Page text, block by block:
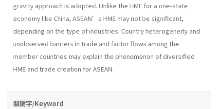
gravity approach is adopted. Unlike the HME for a one-state
economy like China, ASEAN’s HME may not be significant,
depending on the type of industries. Country heterogeneity and
unobserved barriers in trade and factor flows among the
member countries may explain the phenomenon of diversified
HME and trade creation for ASEAN.
關鍵字/Keyword